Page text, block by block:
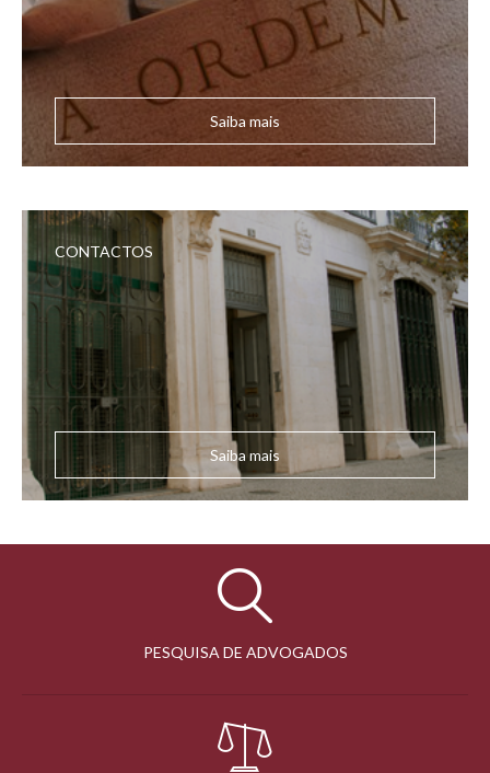
Saiba mais
CONTACTOS
Saiba mais
PESQUISA DE ADVOGADOS